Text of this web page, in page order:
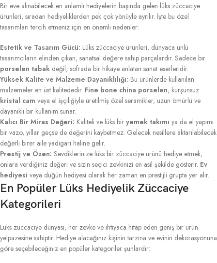
Bir eve alınabilecek en anlamlı hediyelerin başında gelen lüks züccaciye
ürünleri, sıradan hediyeliklerden pek çok yönüyle ayrılır. İşte bu özel
tasarımları tercih etmeniz için en önemli nedenler:
Estetik ve Tasarım Gücü: Lüks züccaciye ürünleri, dünyaca ünlü
tasarımcıların elinden çıkan, sanatsal değere sahip parçalardır. Sadece bir
porselen tabak değil, sofrada bir hikaye anlatan sanat eserleridir.
Yüksek Kalite ve Malzeme Dayanıklılığı: Bu ürünlerde kullanılan
malzemeler en üst kalitededir. Fine bone china porselen, kurşunsuz
kristal cam veya el işçiliğiyle üretilmiş özel seramikler, uzun ömürlü ve
dayanıklı bir kullanım sunar.
Kalıcı Bir Miras Değeri: Kaliteli ve lüks bir yemek takımı ya da el yapımı
bir vazo, yıllar geçse de değerini kaybetmez. Gelecek nesillere aktarılabilecek
değerli birer aile yadigarı haline gelir.
Prestij ve Özen: Sevdiklerinize lüks bir züccaciye ürünü hediye etmek,
onlara verdiğiniz değeri ve sizin seçici zevkinizi en asil şekilde gösterir. Ev
hediyesi veya düğün hediyesi olarak her zaman en prestijli grupta yer alır.
En Popüler Lüks Hediyelik Züccaciye
Kategorileri
Lüks züccaciye dünyası, her zevke ve ihtiyaca hitap eden geniş bir ürün
yelpazesine sahiptir. Hediye alacağınız kişinin tarzına ve evinin dekorasyonuna
göre seçebileceğiniz en popüler kategoriler şunlardır: